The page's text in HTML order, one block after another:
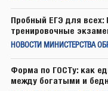
Пробный ЕГЭ для
тренировочные
НОВОСТИ МИНИСТЕРСТВА
Форма по ГОСТу: как
между богатыми и